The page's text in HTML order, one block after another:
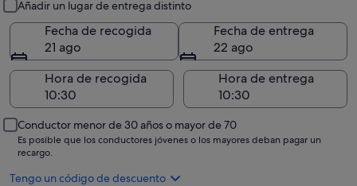
Añadir un lugar de entrega distinto
Fecha de recogida
21 ago
Fecha de entrega
22 ago
Hora de recogida
Hora de entrega
Conductor menor de 30 años o mayor de 70
Es posible que los conductores jóvenes o los mayores deban pagar un
recargo.
Tengo un código de descuento